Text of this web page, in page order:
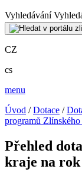
Vyhledávání
CZ
cs
menu
Úvod /Dotace /
programů
Přehled
kraje na rok